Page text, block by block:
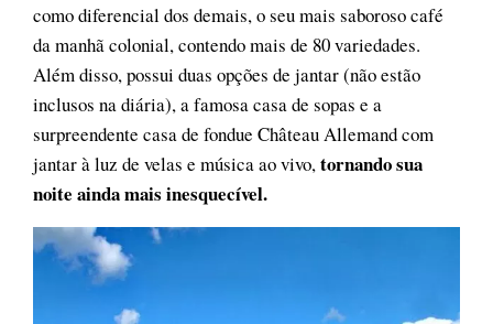
como diferencial dos demais, o seu mais saboroso café
da manhã colonial, contendo mais de 80 variedades.
Além disso, possui duas opções de jantar (não estão
inclusos na diária), a famosa casa de sopas e a
surpreendente casa de fondue Château Allemand com
jantar à luz de velas e música ao vivo,tornando sua
noite ainda mais inesquecível.